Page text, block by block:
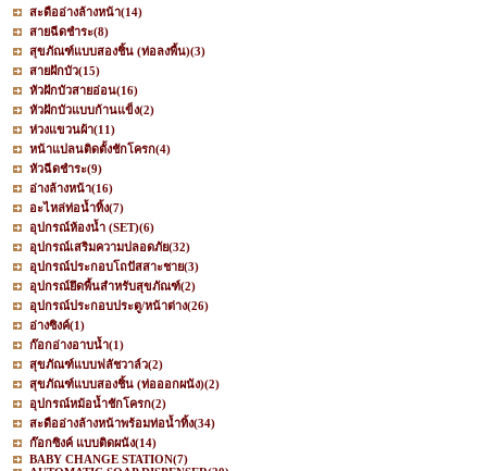
สะดืออ่างล้างหน้า(14)
สายฉีดชำระ(8)
สุขภัณฑ์แบบสองชิ้น (ท่อลงพื้น)(3)
สายฝักบัว(15)
หัวฝักบัวสายอ่อน(16)
หัวฝักบัวแบบก้านแข็ง(2)
ห่วงแขวนผ้า(11)
หน้าแปลนติดตั้งชักโครก(4)
หัวฉีดชำระ(9)
อ่างล้างหน้า(16)
อะไหล่ท่อน้ำทิ้ง(7)
อุปกรณ์ห้องน้ำ (SET)(6)
อุปกรณ์เสริมความปลอดภัย(32)
อุปกรณ์ประกอบโถปัสสาะชาย(3)
อุปกรณ์ยึดพื้นสำหรับสุขภัณฑ์(2)
อุปกรณ์ประกอบประตู/หน้าต่าง(26)
อ่างซิงค์(1)
ก๊อกอ่างอาบน้ำ(1)
สุขภัณฑ์แบบฟลัชวาล์ว(2)
สุขภัณฑ์แบบสองชิ้น (ท่อออกผนัง)(2)
อุปกรณ์หม้อน้ำชักโครก(2)
สะดืออ่างล้างหน้าพร้อมท่อน้ำทิ้ง(34)
ก๊อกซิงค์ แบบติดผนัง(14)
BABY CHANGE STATION(7)